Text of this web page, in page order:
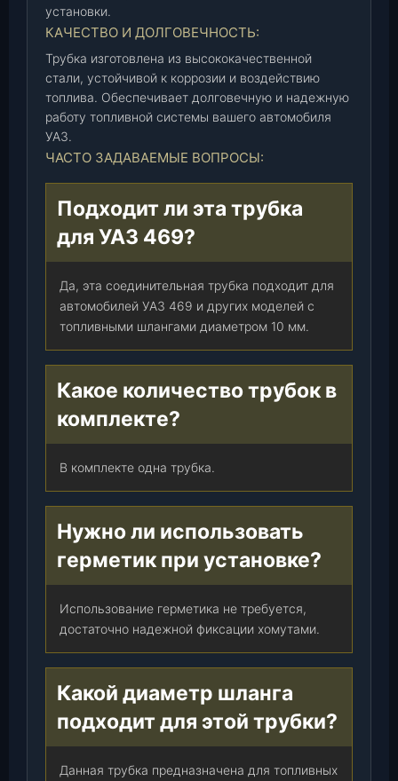
установки.
КАЧЕСТВО И ДОЛГОВЕЧНОСТЬ:
Трубка изготовлена из высококачественной
стали, устойчивой к коррозии и воздействию
топлива. Обеспечивает долговечную и надежную
работу топливной системы вашего автомобиля
УАЗ.
ЧАСТО ЗАДАВАЕМЫЕ ВОПРОСЫ:
Подходит ли эта трубка
для УАЗ 469?
Да, эта соединительная трубка подходит для
автомобилей УАЗ 469 и других моделей с
топливными шлангами диаметром 10 мм.
Какое количество трубок в
комплекте?
В комплекте одна трубка.
Нужно ли использовать
герметик при установке?
Использование герметика не требуется,
достаточно надежной фиксации хомутами.
Какой диаметр шланга
подходит для этой трубки?
Данная трубка предназначена для топливных